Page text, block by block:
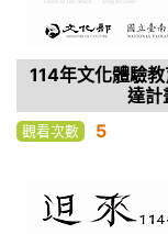
114年文化體驗
達計
觀看次數 5